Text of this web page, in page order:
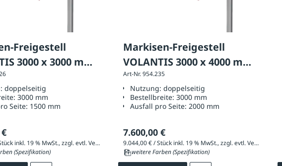
Freigestell
3000 x 3000 mm,
doppelseitig
doppelseitig
3000 mm
Seite: 1500 mm
8.859,55 € / Stück inkl. 19 % MwSt., zzgl. evtl. Versandkosten
(Spezifikation)
Markisen-Freigestell
VOLANTIS 3000 x 4000 mm,
Ausführung: doppelseitig
Art-Nr. 954.235
Nutzung:doppelseitig
Bestellbreite:3000 mm
Ausfall pro Seite: 2000 mm
7.600,00 €
9.044,00 € / Stück inkl. 19 % MwSt., zzgl. evtl. Versandkosten
11 weitere Farben (Spezifikation)